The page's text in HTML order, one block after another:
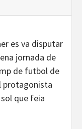
es va disputar
jornada de
de futbol de
protagonista
que feia